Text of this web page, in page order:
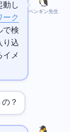
ペンギン先生
動し
ーク
で検
り込
イメ
の？